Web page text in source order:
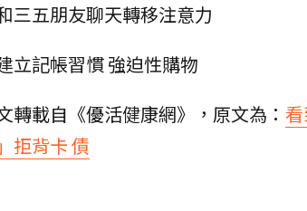
三五朋友聊天轉移注意力
立記帳習慣 強迫性購物
轉載自《優活健康網》，原文為：
拒背卡 債